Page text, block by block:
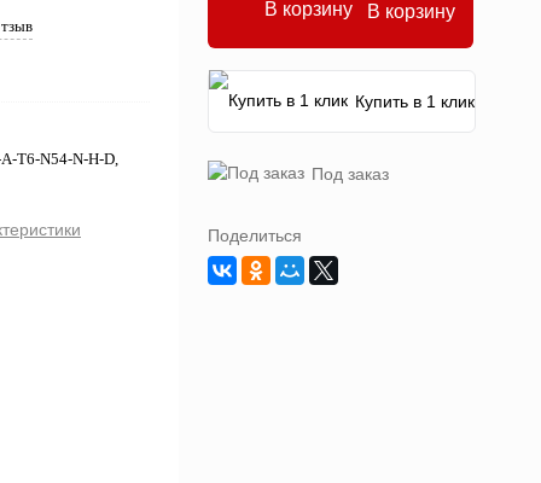
T6-N54-N-H-D,
В корзину
Купить в 1 клик
Под заказ
Поделиться